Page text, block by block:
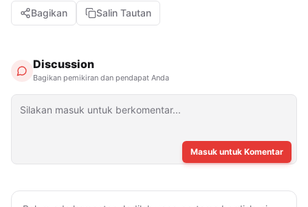
Bagikan Salin Tautan
Discussion
Bagikan pemikiran dan pendapat Anda
Masuk untuk Komentar